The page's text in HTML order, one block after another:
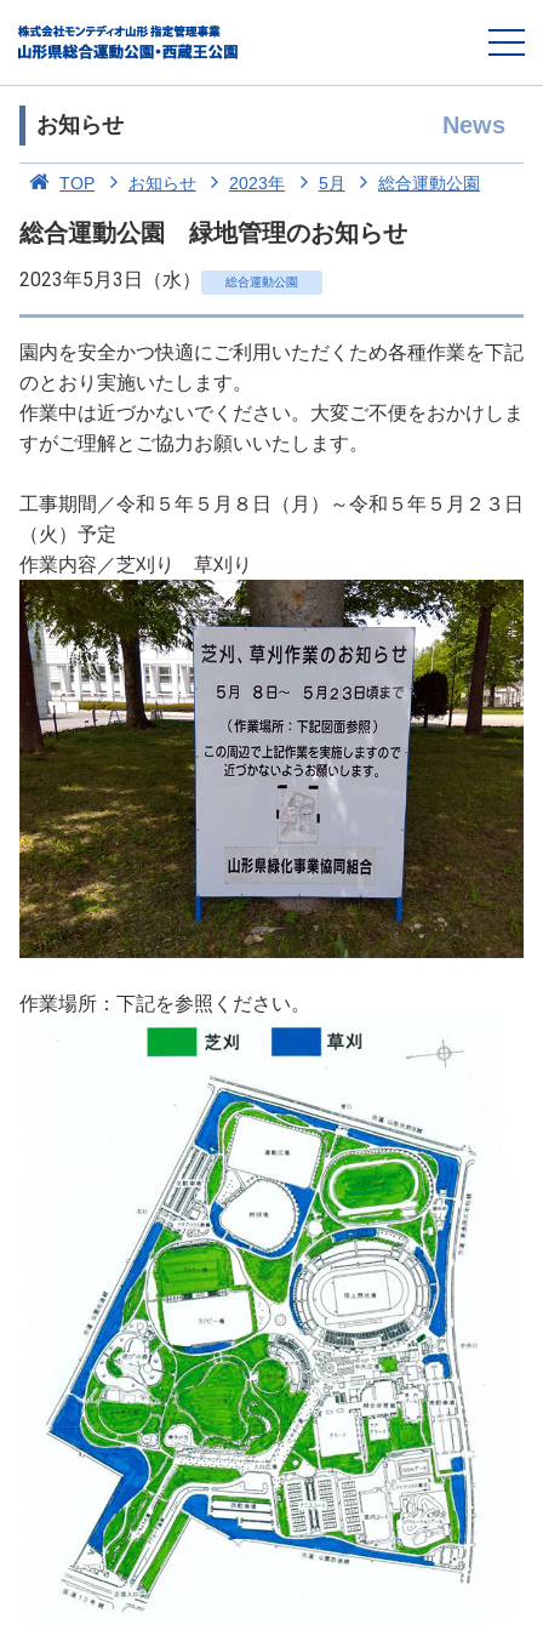
お知らせ News
TOP お知らせ 2023年 5月 総合運動公園
総合運動公園 緑地管理のお知らせ
2023年5月3日（水） 総合運動公園
園内を安全かつ快適にご利用いただくため各種作業を下記
のとおり実施いたします。
作業中は近づかないでください。大変ご不便をおかけしま
すがご理解とご協力お願いいたします。
工事期間／令和５年５月８日（月）～令和５年５月２３日
（火）予定
作業内容／芝刈り 草刈り
作業場所：下記を参照ください。